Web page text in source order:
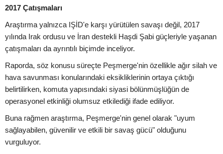
2017 Çatışmaları
Araştırma yalnızca IŞİD'e karşı yürütülen savaşı değil, 2017
yılında Irak ordusu ve İran destekli Haşdi Şabi güçleriyle yaşanan
çatışmaları da ayrıntılı biçimde inceliyor.
Raporda, söz konusu süreçte Peşmerge'nin özellikle ağır silah ve
hava savunması konularındaki eksikliklerinin ortaya çıktığı
belirtilirken, komuta yapısındaki siyasi bölünmüşlüğün de
operasyonel etkinliği olumsuz etkilediği ifade ediliyor.
Buna rağmen araştırma, Peşmerge'nin genel olarak "uyum
sağlayabilen, güvenilir ve etkili bir savaş gücü" olduğunu
vurguluyor.